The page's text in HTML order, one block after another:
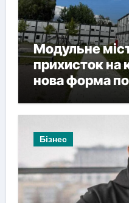
Модульне
прихисток на
нова форма
Бізнес